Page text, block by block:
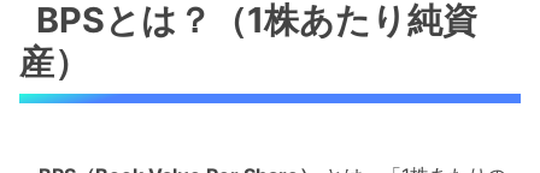
BPSとは？（1株あたり純資
産）